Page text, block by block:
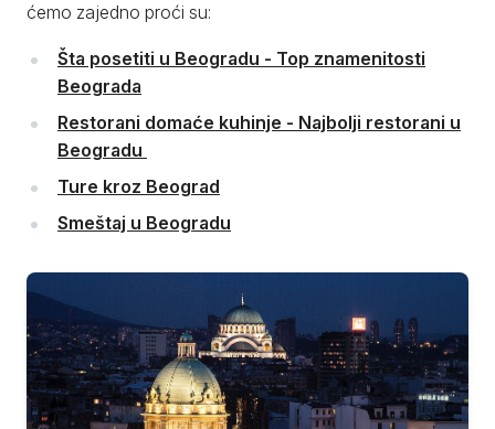
ćemo zajedno proći su:
Šta posetiti u Beogradu - Top znamenitosti
Beograda
Restorani domaće kuhinje - Najbolji restorani u
Beogradu
Ture kroz Beograd
Smeštaj u Beogradu